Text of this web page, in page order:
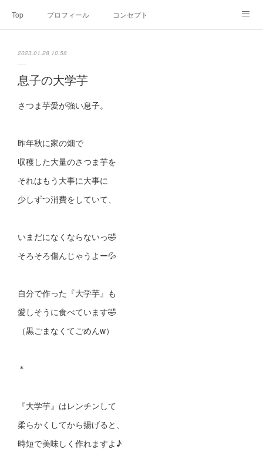
Top プロフィール コンセプト
SNS
2023.01.28 10:58
息子の大学芋
さつま芋愛が強い息子。
昨年秋に家の畑で
収穫した大量のさつま芋を
それはもう大事に大事に
少しずつ消費をしていて、
いまだになくならないっ🤣
そろそろ傷んじゃうよー💦
自分で作った『大学芋』も
愛しそうに食べています🤣
（黒ごまなくてごめんw）
＊
『大学芋』はレンチンして
柔らかくしてから揚げると、
時短で美味しく作れますよ♪